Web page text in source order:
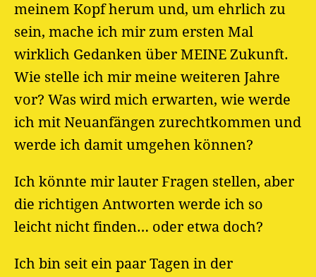
meinem Kopf herum und, um ehrlich zu
sein, mache ich mir zum ersten Mal
wirklich Gedanken über MEINE Zukunft.
Wie stelle ich mir meine weiteren Jahre
vor? Was wird mich erwarten, wie werde
ich mit Neuanfängen zurechtkommen und
werde ich damit umgehen können?
Ich könnte mir lauter Fragen stellen, aber
die richtigen Antworten werde ich so
leicht nicht finden… oder etwa doch?
Ich bin seit ein paar Tagen in der